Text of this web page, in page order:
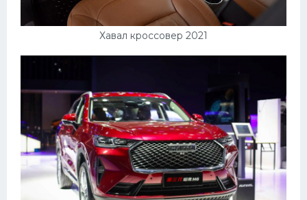
Хавал кроссовер 2021